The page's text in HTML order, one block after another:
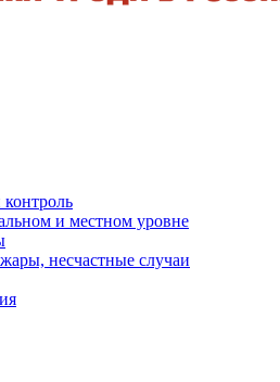
и местном уровне
несчастные случаи